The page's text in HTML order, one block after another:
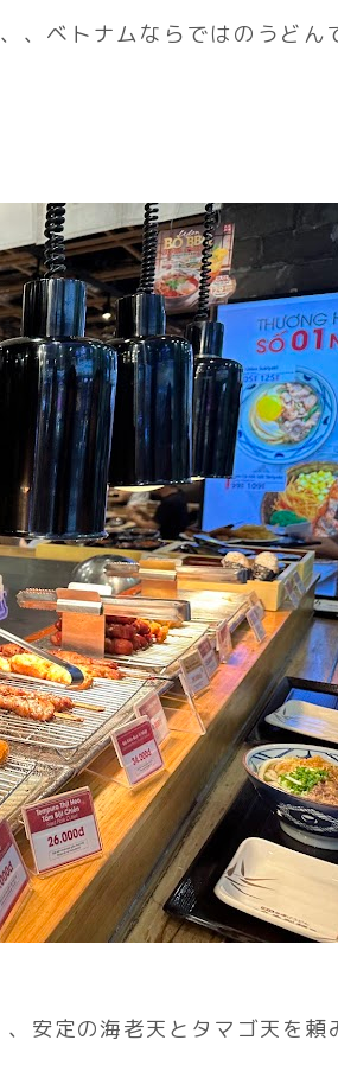
、ベトナムならではのうどん
安定の海老天とタマゴ天を頼